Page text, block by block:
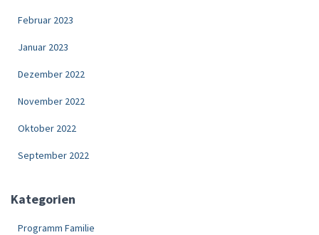
Februar 2023
Januar 2023
Dezember 2022
November 2022
Oktober 2022
September 2022
Kategorien
Programm Familie